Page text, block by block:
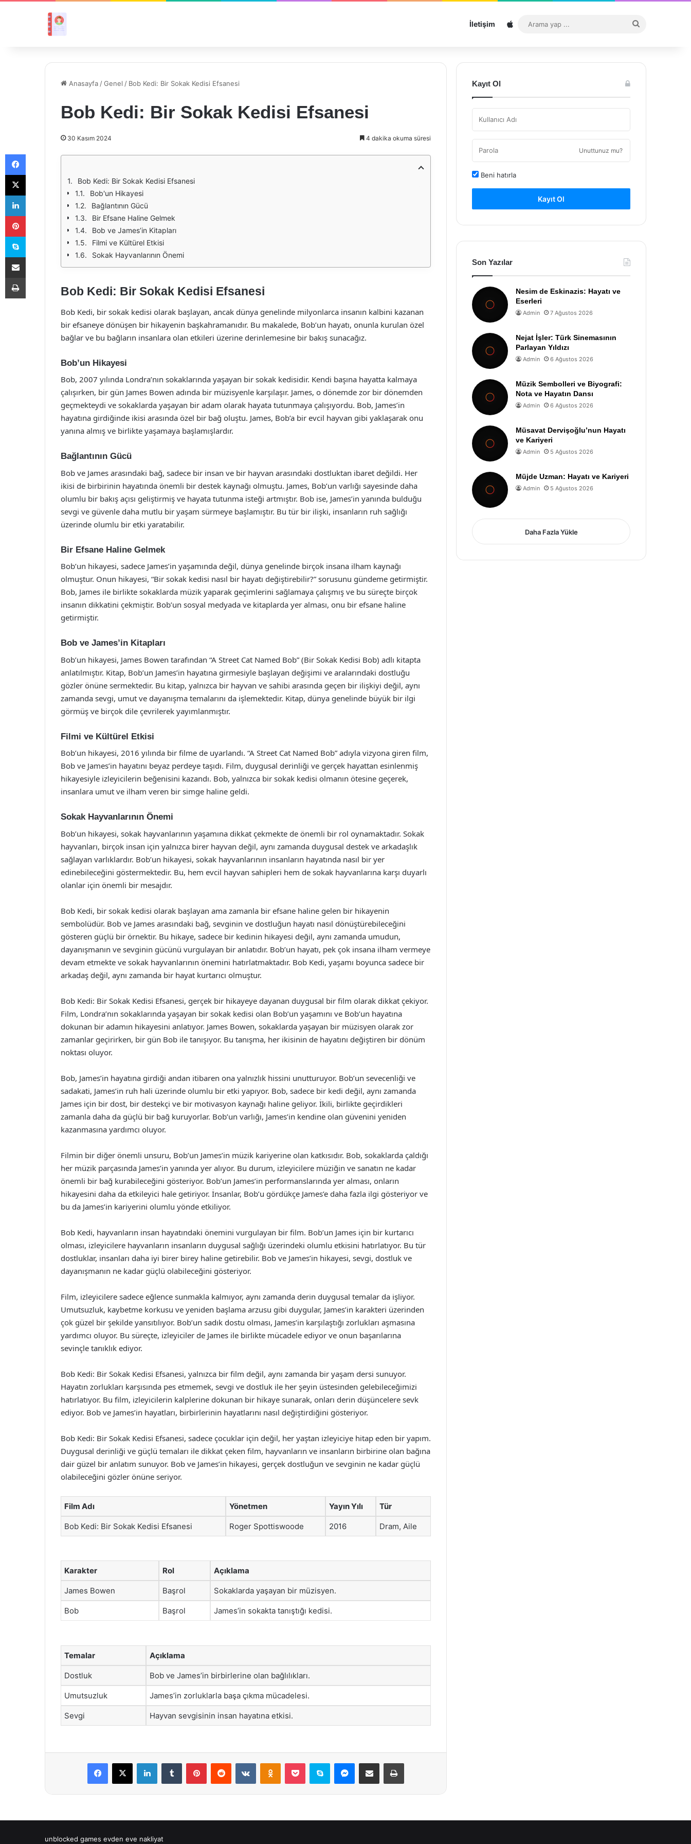
İletişim Sitemap
...
Anasayfa /Genel / Bob Kedi: Bir Sokak Kedisi Efsanesi
Bob Kedi: Bir Sokak Kedisi Efsanesi
30 Kasım 2024 4 dakika okuma süresi
Bob Kedi: Bir Sokak Kedisi Efsanesi
Bob'un Hikayesi
Bağlantının Gücü
Bir Efsane Haline Gelmek
Bob ve James’in Kitapları
Filmi ve Kültürel Etkisi
Sokak Hayvanlarının Önemi
Bob Kedi: Bir Sokak Kedisi Efsanesi
Bob Kedi, bir sokak kedisi olarak başlayan, ancak dünya genelinde milyonlarca insanın kalbini kazanan
bir efsaneye dönüşen bir hikayenin başkahramanıdır. Bu makalede, Bob’un hayatı, onunla kurulan özel
bağlar ve bu bağların insanlara olan etkileri üzerine derinlemesine bir bakış sunacağız.
Bob’un Hikayesi
Bob, 2007 yılında Londra’nın sokaklarında yaşayan bir sokak kedisidir. Kendi başına hayatta kalmaya
çalışırken, bir gün James Bowen adında bir müzisyenle karşılaşır. James, o dönemde zor bir dönemden
geçmekteydi ve sokaklarda yaşayan bir adam olarak hayata tutunmaya çalışıyordu. Bob, James’in
hayatına girdiğinde ikisi arasında özel bir bağ oluştu. James, Bob’a bir evcil hayvan gibi yaklaşarak onu
yanına almış ve birlikte yaşamaya başlamışlardır.
Bağlantının Gücü
Bob ve James arasındaki bağ, sadece bir insan ve bir hayvan arasındaki dostluktan ibaret değildi. Her
ikisi de birbirinin hayatında önemli bir destek kaynağı olmuştu. James, Bob’un varlığı sayesinde daha
olumlu bir bakış açısı geliştirmiş ve hayata tutunma isteği artmıştır. Bob ise, James’in yanında bulduğu
sevgi ve güvenle daha mutlu bir yaşam sürmeye başlamıştır. Bu tür bir ilişki, insanların ruh sağlığı
üzerinde olumlu bir etki yaratabilir.
Bir Efsane Haline Gelmek
Bob’un hikayesi, sadece James’in yaşamında değil, dünya genelinde birçok insana ilham kaynağı
olmuştur. Onun hikayesi, “Bir sokak kedisi nasıl bir hayatı değiştirebilir?” sorusunu gündeme getirmiştir.
Bob, James ile birlikte sokaklarda müzik yaparak geçimlerini sağlamaya çalışmış ve bu süreçte birçok
insanın dikkatini çekmiştir. Bob’un sosyal medyada ve kitaplarda yer alması, onu bir efsane haline
getirmiştir.
Bob ve James’in Kitapları
Bob’un hikayesi, James Bowen tarafından “A Street Cat Named Bob” (Bir Sokak Kedisi Bob) adlı kitapta
anlatılmıştır. Kitap, Bob’un James’in hayatına girmesiyle başlayan değişimi ve aralarındaki dostluğu
gözler önüne sermektedir. Bu kitap, yalnızca bir hayvan ve sahibi arasında geçen bir ilişkiyi değil, aynı
zamanda sevgi, umut ve dayanışma temalarını da işlemektedir. Kitap, dünya genelinde büyük bir ilgi
görmüş ve birçok dile çevrilerek yayımlanmıştır.
Filmi ve Kültürel Etkisi
Bob’un hikayesi, 2016 yılında bir filme de uyarlandı. “A Street Cat Named Bob” adıyla vizyona giren film,
Bob ve James’in hayatını beyaz perdeye taşıdı. Film, duygusal derinliği ve gerçek hayattan esinlenmiş
hikayesiyle izleyicilerin beğenisini kazandı. Bob, yalnızca bir sokak kedisi olmanın ötesine geçerek,
insanlara umut ve ilham veren bir simge haline geldi.
Sokak Hayvanlarının Önemi
Bob’un hikayesi, sokak hayvanlarının yaşamına dikkat çekmekte de önemli bir rol oynamaktadır. Sokak
hayvanları, birçok insan için yalnızca birer hayvan değil, aynı zamanda duygusal destek ve arkadaşlık
sağlayan varlıklardır. Bob’un hikayesi, sokak hayvanlarının insanların hayatında nasıl bir yer
edinebileceğini göstermektedir. Bu, hem evcil hayvan sahipleri hem de sokak hayvanlarına karşı duyarlı
olanlar için önemli bir mesajdır.
Bob Kedi, bir sokak kedisi olarak başlayan ama zamanla bir efsane haline gelen bir hikayenin
sembolüdür. Bob ve James arasındaki bağ, sevginin ve dostluğun hayatı nasıl dönüştürebileceğini
gösteren güçlü bir örnektir. Bu hikaye, sadece bir kedinin hikayesi değil, aynı zamanda umudun,
dayanışmanın ve sevginin gücünü vurgulayan bir anlatıdır. Bob’un hayatı, pek çok insana ilham vermeye
devam etmekte ve sokak hayvanlarının önemini hatırlatmaktadır. Bob Kedi, yaşamı boyunca sadece bir
arkadaş değil, aynı zamanda bir hayat kurtarıcı olmuştur.
Bob Kedi: Bir Sokak Kedisi Efsanesi, gerçek bir hikayeye dayanan duygusal bir film olarak dikkat çekiyor.
Film, Londra’nın sokaklarında yaşayan bir sokak kedisi olan Bob’un yaşamını ve Bob’un hayatına
dokunan bir adamın hikayesini anlatıyor. James Bowen, sokaklarda yaşayan bir müzisyen olarak zor
zamanlar geçirirken, bir gün Bob ile tanışıyor. Bu tanışma, her ikisinin de hayatını değiştiren bir dönüm
noktası oluyor.
Bob, James’in hayatına girdiği andan itibaren ona yalnızlık hissini unutturuyor. Bob’un sevecenliği ve
sadakati, James’in ruh hali üzerinde olumlu bir etki yapıyor. Bob, sadece bir kedi değil, aynı zamanda
James için bir dost, bir destekçi ve bir motivasyon kaynağı haline geliyor. İkili, birlikte geçirdikleri
zamanla daha da güçlü bir bağ kuruyorlar. Bob’un varlığı, James’in kendine olan güvenini yeniden
kazanmasına yardımcı oluyor.
Filmin bir diğer önemli unsuru, Bob’un James’in müzik kariyerine olan katkısıdır. Bob, sokaklarda çaldığı
her müzik parçasında James’in yanında yer alıyor. Bu durum, izleyicilere müziğin ve sanatın ne kadar
önemli bir bağ kurabileceğini gösteriyor. Bob’un James’in performanslarında yer alması, onların
hikayesini daha da etkileyici hale getiriyor. İnsanlar, Bob’u gördükçe James’e daha fazla ilgi gösteriyor ve
bu da James’in kariyerini olumlu yönde etkiliyor.
Bob Kedi, hayvanların insan hayatındaki önemini vurgulayan bir film. Bob’un James için bir kurtarıcı
olması, izleyicilere hayvanların insanların duygusal sağlığı üzerindeki olumlu etkisini hatırlatıyor. Bu tür
dostluklar, insanları daha iyi birer birey haline getirebilir. Bob ve James’in hikayesi, sevgi, dostluk ve
dayanışmanın ne kadar güçlü olabileceğini gösteriyor.
Film, izleyicilere sadece eğlence sunmakla kalmıyor, aynı zamanda derin duygusal temalar da işliyor.
Umutsuzluk, kaybetme korkusu ve yeniden başlama arzusu gibi duygular, James’in karakteri üzerinden
çok güzel bir şekilde yansıtılıyor. Bob’un sadık dostu olması, James’in karşılaştığı zorlukları aşmasına
yardımcı oluyor. Bu süreçte, izleyiciler de James ile birlikte mücadele ediyor ve onun başarılarına
sevinçle tanıklık ediyor.
Bob Kedi: Bir Sokak Kedisi Efsanesi, yalnızca bir film değil, aynı zamanda bir yaşam dersi sunuyor.
Hayatın zorlukları karşısında pes etmemek, sevgi ve dostluk ile her şeyin üstesinden gelebileceğimizi
hatırlatıyor. Bu film, izleyicilerin kalplerine dokunan bir hikaye sunarak, onları derin düşüncelere sevk
ediyor. Bob ve James’in hayatları, birbirlerinin hayatlarını nasıl değiştirdiğini gösteriyor.
Bob Kedi: Bir Sokak Kedisi Efsanesi, sadece çocuklar için değil, her yaştan izleyiciye hitap eden bir yapım.
Duygusal derinliği ve güçlü temaları ile dikkat çeken film, hayvanların ve insanların birbirine olan bağına
dair güzel bir anlatım sunuyor. Bob ve James’in hikayesi, gerçek dostluğun ve sevginin ne kadar güçlü
olabileceğini gözler önüne seriyor.
Film Adı Yönetmen Yayın Yılı Tür
Bob Kedi: Bir Sokak Kedisi Efsanesi Roger Spottiswoode 2016 Dram, Aile
Karakter Rol Açıklama
James Bowen Başrol Sokaklarda yaşayan bir müzisyen.
Bob Başrol James’in sokakta tanıştığı kedisi.
Temalar Açıklama
Dostluk Bob ve James’in birbirlerine olan bağlılıkları.
Umutsuzluk James’in zorluklarla başa çıkma mücadelesi.
Sevgi Hayvan sevgisinin insan hayatına etkisi.
Facebook
X LinkedInTumblr PinterestReddit VKontakteOdnoklassniki
Pocket Skype Messenger
E-Posta ile paylaş Yazdır
Kayıt Ol
Unuttunuz mu?
Beni hatırla
Kayıt Ol
Son Yazılar
Nesim de Eskinazis: Hayatı ve
Eserleri
Admin 7 Ağustos 2026
Nejat İşler: Türk Sinemasının
Parlayan Yıldızı
Admin 6 Ağustos 2026
Müzik Sembolleri ve Biyografi:
Nota ve Hayatın Dansı
Admin 6 Ağustos 2026
Müsavat Dervişoğlu’nun Hayatı
ve Kariyeri
Admin 5 Ağustos 2026
Müjde Uzman: Hayatı ve Kariyeri
Admin 5 Ağustos 2026
Daha Fazla Yükle
unblocked games evden eve nakliyat
Facebook
X
LinkedIn
Pinterest
Skype
E-Posta ile paylaş